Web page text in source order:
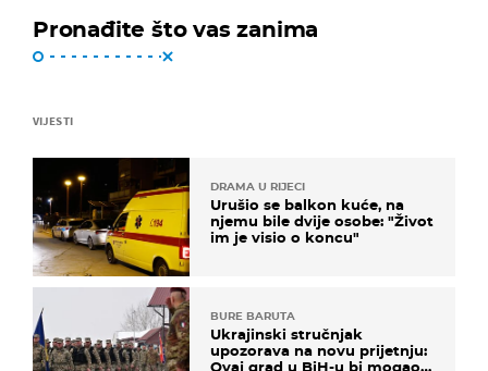
Pronađite što vas zanima
VIJESTI
DRAMA U RIJECI
Urušio se balkon kuće, na
njemu bile dvije osobe: "Život
im je visio o koncu"
BURE BARUTA
Ukrajinski stručnjak
upozorava na novu prijetnju:
Ovaj grad u BiH-u bi mogao